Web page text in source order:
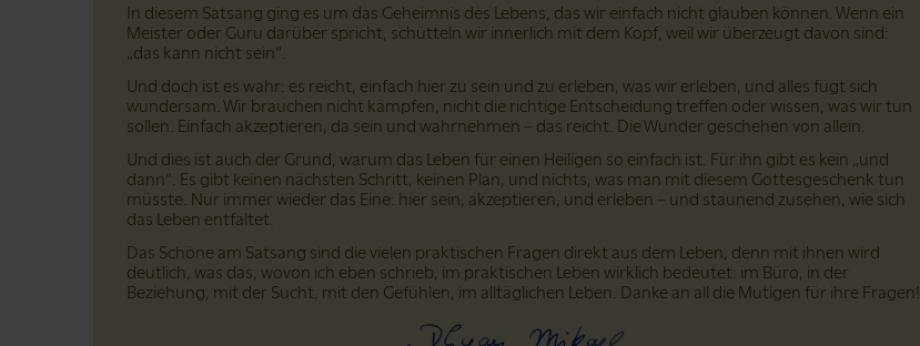
In diesem Satsang ging es um das Geheimnis des Lebens, das wir einfach nicht glauben können. Wenn ein
Meister oder Guru darüber spricht, schütteln wir innerlich mit dem Kopf, weil wir überzeugt davon sind:
„das kann nicht sein“.
Und doch ist es wahr: es reicht, einfach hier zu sein und zu erleben, was wir erleben, und alles fügt sich
wundersam. Wir brauchen nicht kämpfen, nicht die richtige Entscheidung treffen oder wissen, was wir tun
sollen. Einfach akzeptieren, da sein und wahrnehmen – das reicht. Die Wunder geschehen von allein.
Und dies ist auch der Grund, warum das Leben für einen Heiligen so einfach ist. Für ihn gibt es kein „und
dann“. Es gibt keinen nächsten Schritt, keinen Plan, und nichts, was man mit diesem Gottesgeschenk tun
müsste. Nur immer wieder das Eine: hier sein, akzeptieren, und erleben – und staunend zusehen, wie sich
das Leben entfaltet.
Das Schöne am Satsang sind die vielen praktischen Fragen direkt aus dem Leben, denn mit ihnen wird
deutlich, was das, wovon ich eben schrieb, im praktischen Leben wirklich bedeutet: im Büro, in der
Beziehung, mit der Sucht, mit den Gefühlen, im alltäglichen Leben. Danke an all die Mutigen für ihre Fragen!